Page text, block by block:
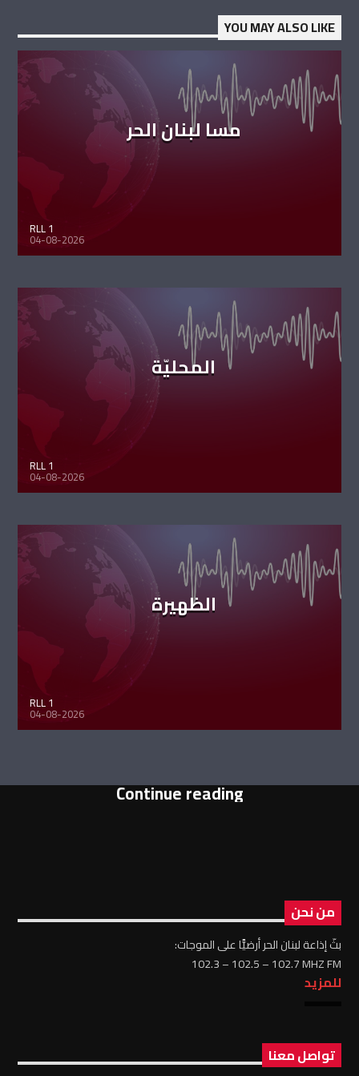
YOU MAY ALSO LIKE
مسا لبنان الحر
RLL 1
04-08-2026
المحليّة
RLL 1
04-08-2026
الظهيرة
RLL 1
04-08-2026
Continue reading
من نحن
بثّ إذاعة لبنان الحر أرضيًّا على الموجات:
102.3 – 102.5 – 102.7 MHZ FM
للمزيد
تواصل معنا